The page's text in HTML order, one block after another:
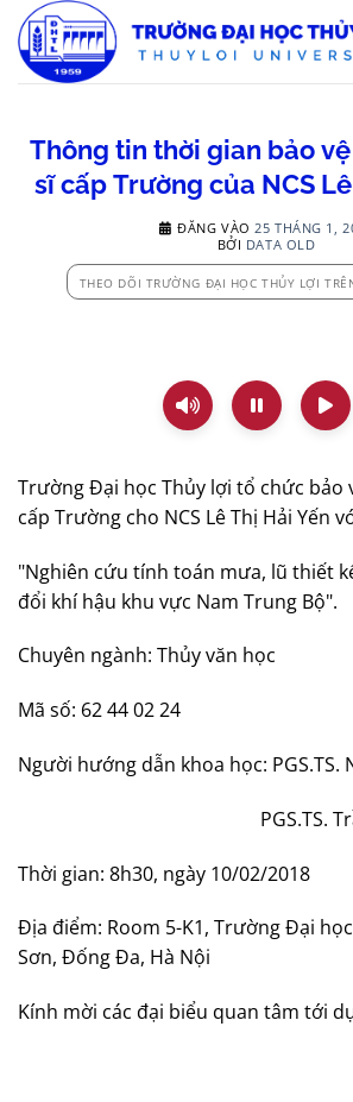
qua
nội
Thông tin thời gian bảo
sĩ cấp Trường của NCS
ĐĂNG VÀO 25 THÁNG 1,
BỞI DATA OLD
THEO DÕI TRƯỜNG ĐẠI HỌC THỦY LỢI
Trường Đại học Thủy lợi tổ chức bảo
cấp Trường cho NCS Lê Thị Hải Yến
"Nghiên cứu tính toán mưa, lũ thiết
đổi khí hậu khu vực Nam Trung Bộ".
Chuyên ngành: Thủy văn học
Mã số: 62 44 02 24
Người hướng dẫn khoa học: PGS.TS.
PGS.TS. Trần
Thời gian: 8h30, ngày 10/02/2018
Địa điểm: Room 5-K1, Trường Đại
Sơn, Đống Đa, Hà Nội
Kính mời các đại biểu quan tâm tới